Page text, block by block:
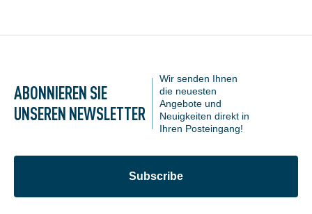
ABONNIEREN SIE
UNSEREN NEWSLETTER
Wir senden Ihnen
die neuesten
Angebote und
Neuigkeiten direkt in
Ihren Posteingang!
Subscribe